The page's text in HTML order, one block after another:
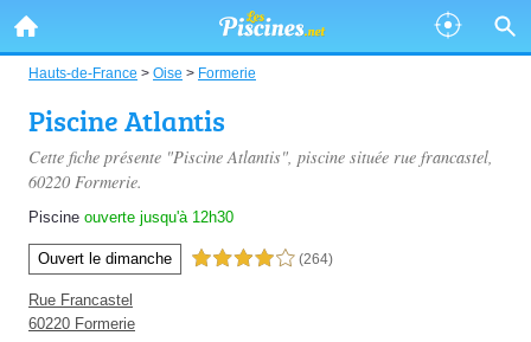
Hauts-de-France > Oise > Formerie
Piscine Atlantis
Cette fiche présente "Piscine Atlantis", piscine située rue francastel,
60220 Formerie.
Piscine ouverte jusqu'à 12h30
Ouvert le dimanche 4,0 étoiles sur 5 (264)
Rue Francastel
60220 Formerie